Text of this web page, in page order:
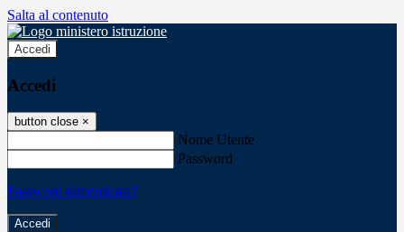
Salta al contenuto
Accedi
Accedi
button close ×
Nome Utente
Password
Password dimenticata?